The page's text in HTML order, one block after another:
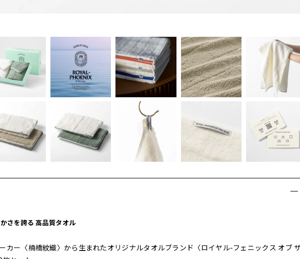
さを誇る 高品質タオル
カー〈楠橋紋織〉から生まれたオリジナルタオルブランド〈ロイヤル-フェニックス オブ